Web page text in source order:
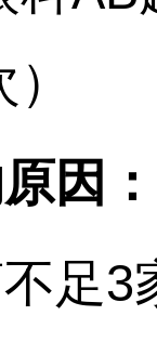
）
因：
足3